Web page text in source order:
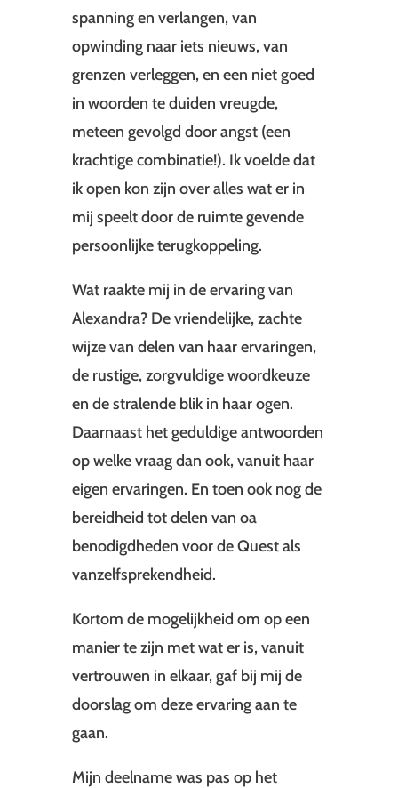
spanning en verlangen, van
opwinding naar iets nieuws, van
grenzen verleggen, en een niet goed
in woorden te duiden vreugde,
meteen gevolgd door angst (een
krachtige combinatie!). Ik voelde dat
ik open kon zijn over alles wat er in
mij speelt door de ruimte gevende
persoonlijke terugkoppeling.
Wat raakte mij in de ervaring van
Alexandra? De vriendelijke, zachte
wijze van delen van haar ervaringen,
de rustige, zorgvuldige woordkeuze
en de stralende blik in haar ogen.
Daarnaast het geduldige antwoorden
op welke vraag dan ook, vanuit haar
eigen ervaringen. En toen ook nog de
bereidheid tot delen van oa
benodigdheden voor de Quest als
vanzelfsprekendheid.
Kortom de mogelijkheid om op een
manier te zijn met wat er is, vanuit
vertrouwen in elkaar, gaf bij mij de
doorslag om deze ervaring aan te
gaan.
Mijn deelname was pas op het